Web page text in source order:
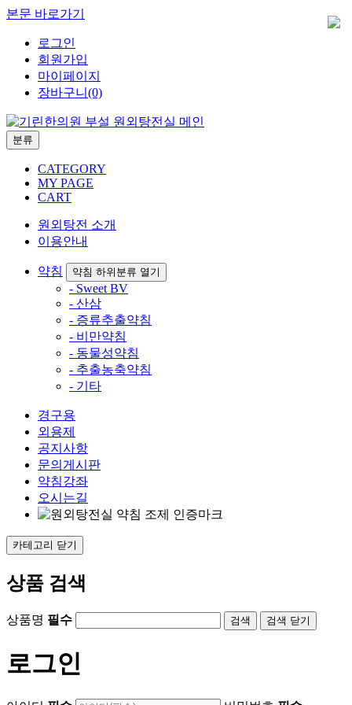
본문 바로가기
로그인
회원가입
마이페이지
장바구니(0)
분류
CATEGORY
MY PAGE
CART
원외탕전 소개
이용안내
약침 약침 하위분류 열기
- Sweet BV
- 산삼
- 증류추출약침
- 비만약침
- 동물성약침
- 추출농축약침
- 기타
경구용
외용제
공지사항
문의게시판
약침강좌
오시는길
카테고리 닫기
상품 검색
상품명 필수 검색 닫기
로그인